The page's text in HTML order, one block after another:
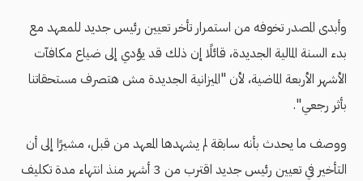
وأبدى المصدر تخوفه من استمرار تأخر تعيين رئيس جديد للمعهد مع
بدء السنة المالية الجديدة، قائلًا إن ذلك قد يؤدي إلى ضياع مكافآت
الأشهر الأربعة الماضية، لأن "الميزانية الجديدة مش هتصرف مستحقاتنا
بأثر رجعي".
ووصف ما يحدث بأنه سابقة لم يشهدها المعهد من قبل، مشيرًا إلى أن
التأخير في تعيين رئيس جديد اقترب من 3 أشهر منذ انتهاء مدة تكليف